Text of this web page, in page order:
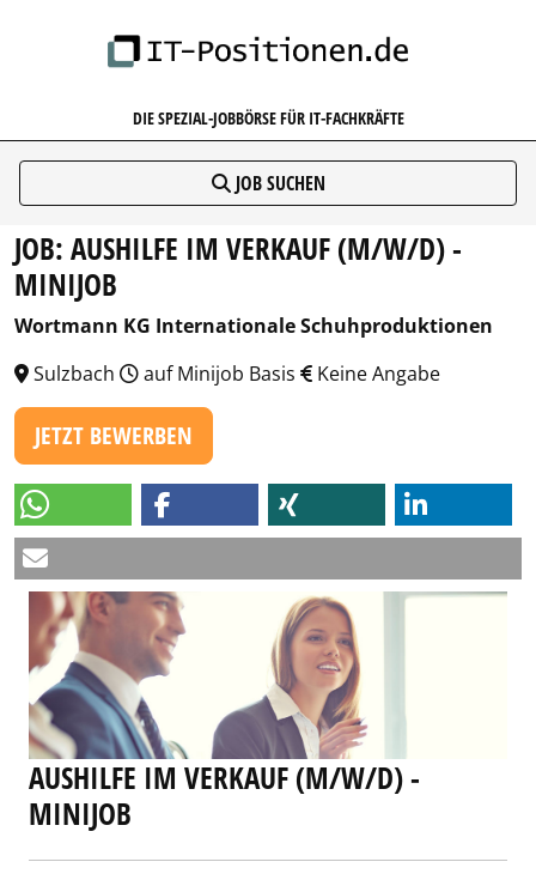
DIE SPEZIAL-JOBBÖRSE FÜR IT-FACHKRÄFTE
JOB SUCHEN
JOB: AUSHILFE IM VERKAUF (M/W/D) -
MINIJOB
Wortmann KG Internationale Schuhproduktionen
Sulzbach
auf Minijob Basis Keine Angabe
JETZT BEWERBEN
AUSHILFE IM VERKAUF (M/W/D) -
MINIJOB